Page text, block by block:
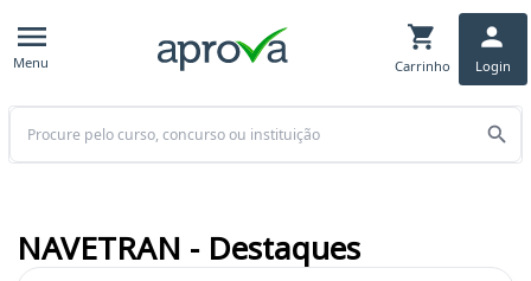
Menu Carrinho Login
Buscar
NAVETRAN - Destaques